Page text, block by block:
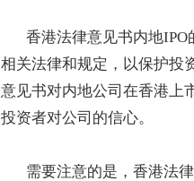
香港法律意见书内地IPO
相关法律和规定，以保护投
意见书对内地公司在香港上
投资者对公司的信心。
需要注意的是，香港法律